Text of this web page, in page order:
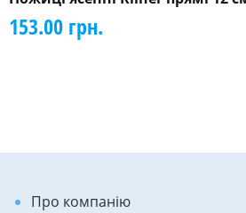
153.00 грн.
Про компанію